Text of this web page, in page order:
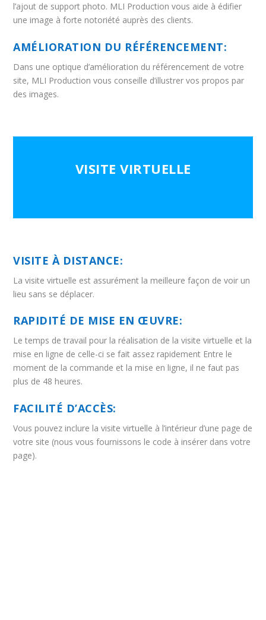
l’ajout de support photo. MLI Production vous aide à édifier
une image à forte notoriété auprès des clients.
AMÉLIORATION DU RÉFÉRENCEMENT:
Dans une optique d’amélioration du référencement de votre
site, MLI Production vous conseille d’illustrer vos propos par
des images.
VISITE VIRTUELLE
VISITE À DISTANCE:
La visite virtuelle est assurément la meilleure façon de voir un
lieu sans se déplacer.
RAPIDITÉ DE MISE EN ŒUVRE:
Le temps de travail pour la réalisation de la visite virtuelle et la
mise en ligne de celle-ci se fait assez rapidement Entre le
moment de la commande et la mise en ligne, il ne faut pas
plus de 48 heures.
FACILITÉ D’ACCÈS:
Vous pouvez inclure la visite virtuelle à l’intérieur d’une page de
votre site (nous vous fournissons le code à insérer dans votre
page).